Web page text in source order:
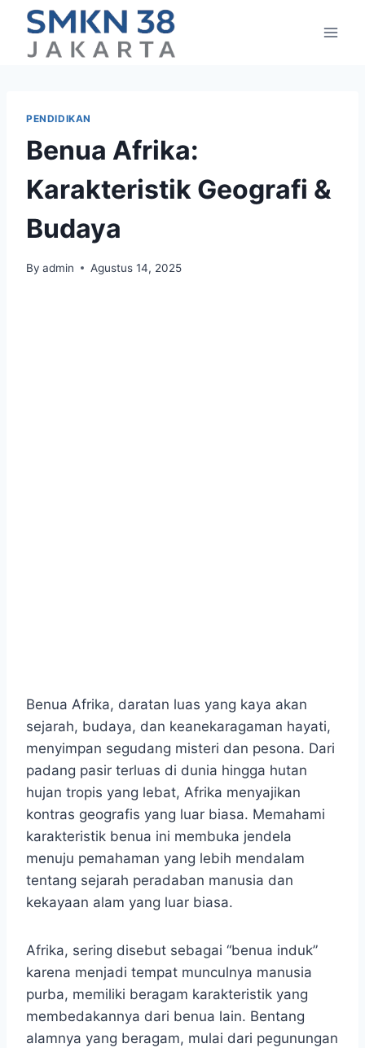
content
PENDIDIKAN
Benua Afrika:
Karakteristik Geografi &
Budaya
By admin Agustus 14, 2025
Benua Afrika, daratan luas yang kaya akan
sejarah, budaya, dan keanekaragaman hayati,
menyimpan segudang misteri dan pesona. Dari
padang pasir terluas di dunia hingga hutan
hujan tropis yang lebat, Afrika menyajikan
kontras geografis yang luar biasa. Memahami
karakteristik benua ini membuka jendela
menuju pemahaman yang lebih mendalam
tentang sejarah peradaban manusia dan
kekayaan alam yang luar biasa.
Afrika, sering disebut sebagai “benua induk”
karena menjadi tempat munculnya manusia
purba, memiliki beragam karakteristik yang
membedakannya dari benua lain. Bentang
alamnya yang beragam, mulai dari pegunungan